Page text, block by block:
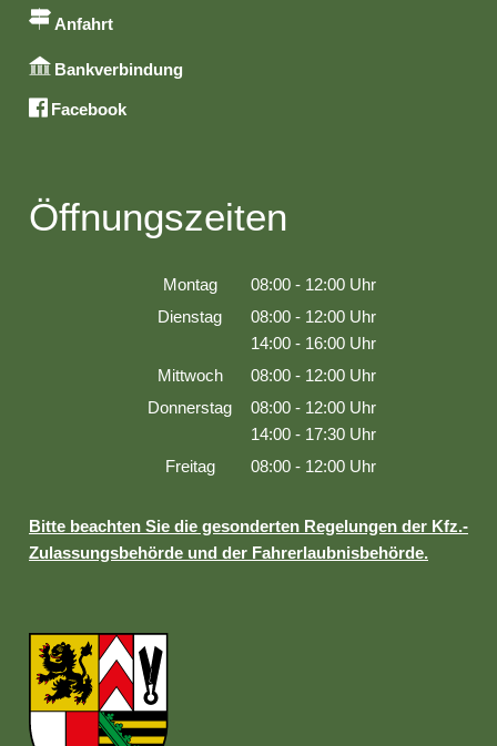
Anfahrt
Bankverbindung
Facebook
Öffnungszeiten
Montag 08:00 - 12:00 Uhr
Von 08:00 bis 12:00 Uhr
Dienstag 08:00 - 12:00 Uhr
Von 08:00 bis 12:00 Uhr
14:00 - 16:00 Uhr
Von 14:00 bis 16:00 Uhr
Mittwoch 08:00 - 12:00 Uhr
Von 08:00 bis 12:00 Uhr
Donnerstag 08:00 - 12:00 Uhr
Von 08:00 bis 12:00 Uhr
14:00 - 17:30 Uhr
Von 14:00 bis 17:30 Uhr
Freitag 08:00 - 12:00 Uhr
Bitte beachten Sie die gesonderten Regelungen der Kfz.-
Zulassungsbehörde und der Fahrerlaubnisbehörde.